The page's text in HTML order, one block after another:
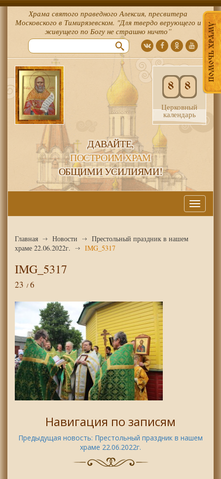
ПОМОЧЬ ХРАМУ
Храма святого праведного Алексия, пресвитера
Московского в Тимирязевском. "Для твердо верующего и
живущего по Богу не страшно ничто”
8 8
Церковный
календарь
ДАВАЙТЕ,
ПОСТРОИМ ХРАМ
ОБЩИМИ УСИЛИЯМИ!
Меню
Главная Новости
Престольный праздник в нашем
храме 22.06.2022г.
IMG_5317
IMG_5317
23 6
Навигация по записям
Предыдущая новость: Престольный праздник в нашем
храме 22.06.2022г.